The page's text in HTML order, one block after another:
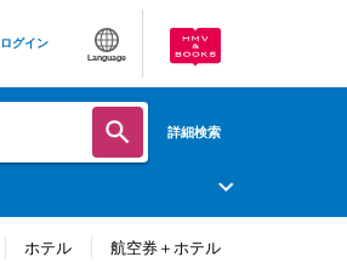
ログイン
Language
詳細検索
ホテル 航空券＋ホテル